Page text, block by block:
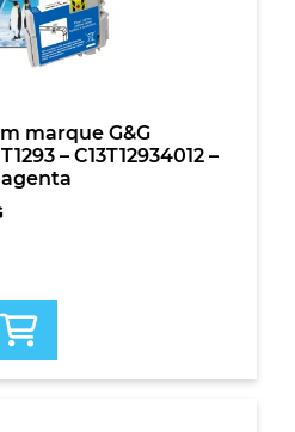
marque G&G
– C13T12934012 –